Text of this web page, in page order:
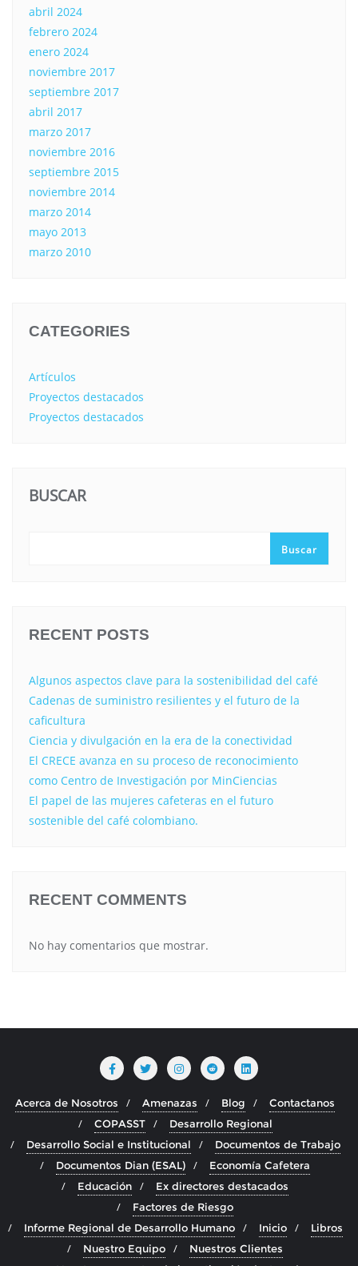
abril 2024
febrero 2024
enero 2024
noviembre 2017
septiembre 2017
abril 2017
marzo 2017
noviembre 2016
septiembre 2015
noviembre 2014
marzo 2014
mayo 2013
marzo 2010
CATEGORIES
Artículos
Proyectos destacados
Proyectos destacados
BUSCAR
Buscar
RECENT POSTS
Algunos aspectos clave para la sostenibilidad del café
Cadenas de suministro resilientes y el futuro de la
caficultura
Ciencia y divulgación en la era de la conectividad
El CRECE avanza en su proceso de reconocimiento
como Centro de Investigación por MinCiencias
El papel de las mujeres cafeteras en el futuro
sostenible del café colombiano.
RECENT COMMENTS
No hay comentarios que mostrar.
Acerca de Nosotros Amenazas Blog
Contactanos
COPASST
Desarrollo Regional
Desarrollo Social e Institucional
Documentos de Trabajo
Documentos Dian (ESAL)
Economía Cafetera
Educación
Ex directores destacados
Factores de Riesgo
Informe Regional de Desarrollo Humano
Inicio
Libros
Nuestro Equipo
Nuestros Clientes